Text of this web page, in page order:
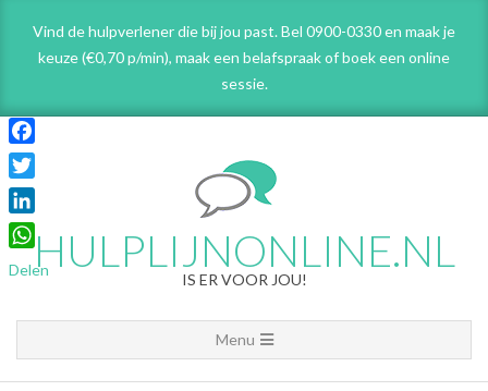
content
Vind de hulpverlener die bij jou past. Bel 0900-0330 en maak je
keuze (€0,70 p/min), maak een belafspraakof boek een online
sessie.
HULPLIJNONLINE.NL
IS ER VOOR JOU!
Navigation
Menu
Menu
Facebook
Twitter
LinkedIn
WhatsApp
Delen